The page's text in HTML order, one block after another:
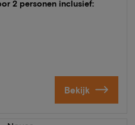
2 personen inclusief:
Bekijk